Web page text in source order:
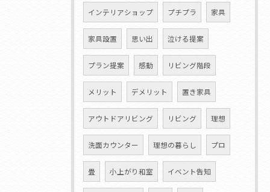
インテリアショップ プチプラ 家具
家具設置 思い出 泣ける提案
プラン提案 感動 リビング階段
メリット デメリット 置き家具
アウトドアリビング リビング 理想
洗面カウンター 理想の暮らし プロ
畳 小上がり和室 イベント告知